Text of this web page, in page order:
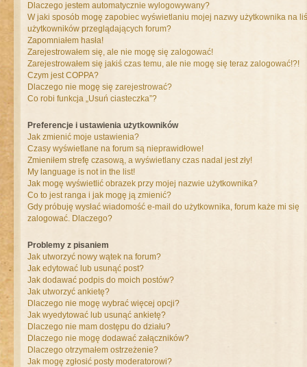
Dlaczego jestem automatycznie wylogowywany?
W jaki sposób mogę zapobiec wyświetlaniu mojej nazwy użytkownika na
użytkowników przeglądających forum?
Zapomniałem hasła!
Zarejestrowałem się, ale nie mogę się zalogować!
Zarejestrowałem się jakiś czas temu, ale nie mogę się teraz zalogować!?!
Czym jest COPPA?
Dlaczego nie mogę się zarejestrować?
Co robi funkcja „Usuń ciasteczka”?
Preferencje i ustawienia użytkowników
Jak zmienić moje ustawienia?
Czasy wyświetlane na forum są nieprawidłowe!
Zmieniłem strefę czasową, a wyświetlany czas nadal jest zły!
My language is not in the list!
Jak mogę wyświetlić obrazek przy mojej nazwie użytkownika?
Co to jest ranga i jak mogę ją zmienić?
Gdy próbuję wysłać wiadomość e-mail do użytkownika, forum każe mi się
zalogować. Dlaczego?
Problemy z pisaniem
Jak utworzyć nowy wątek na forum?
Jak edytować lub usunąć post?
Jak dodawać podpis do moich postów?
Jak utworzyć ankietę?
Dlaczego nie mogę wybrać więcej opcji?
Jak wyedytować lub usunąć ankietę?
Dlaczego nie mam dostępu do działu?
Dlaczego nie mogę dodawać załączników?
Dlaczego otrzymałem ostrzeżenie?
Jak mogę zgłosić posty moderatorowi?